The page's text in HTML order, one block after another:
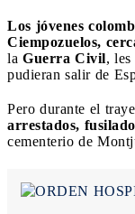
Los jóvenes
Ciempozuelos,
la Guerra Civil,
pudieran salir de
Pero durante el
arrestados,
cementerio de